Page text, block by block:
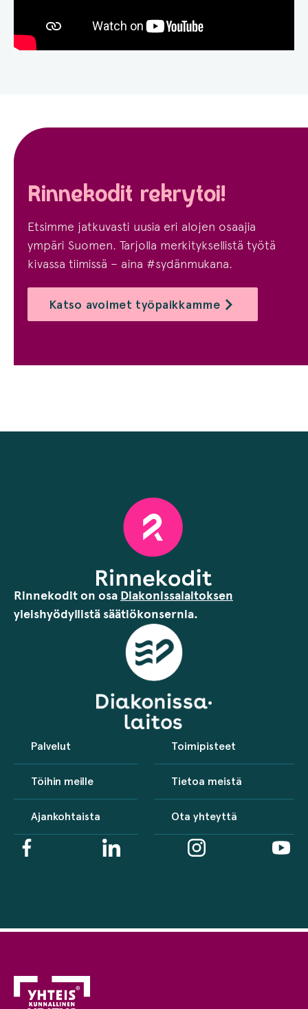
Rinnekodit rekrytoi!
Etsimme jatkuvasti uusia eri alojen osaajia
ympäri Suomen. Tarjolla merkityksellistä työtä
kivassa tiimissä – aina #sydänmukana.
Katso avoimet työpaikkamme
Rinnekodit on osa Diakonissalaitoksen
yleishyödyllistä säätiökonsernia.
Palvelut Toimipisteet
Töihin meille Tietoa meistä
Ajankohtaista Ota yhteyttä